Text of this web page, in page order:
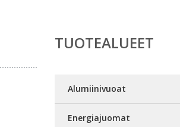
TUOTEALUEET
Alumiinivuoat
Energiajuomat